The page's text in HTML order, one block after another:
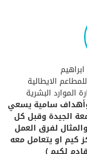
الايطالية
الموارد البشرية
وأهداف سامية يسعي
الجيدة وقبل كل
لفرق العمل
او يتعامل معه